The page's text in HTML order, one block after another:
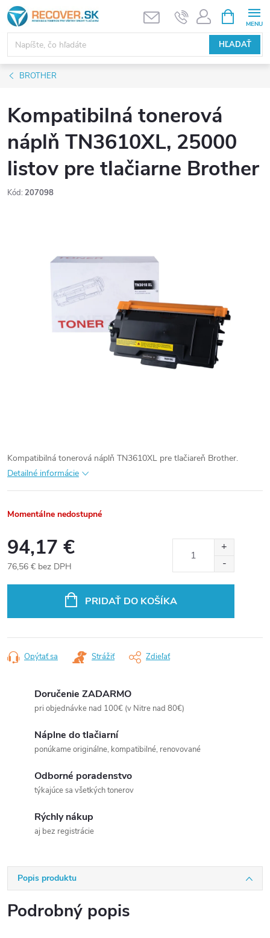
Prejsť
na
obsah
HĽADAŤ
KOŠÍK
BROTHER
Kompatibilná tonerová
náplň TN3610XL, 25000
listov pre tlačiarne Brother
Kód: 207098
Kompatibilná tonerová náplň TN3610XL pre tlačiareň Brother.
Detailné informácie
Momentálne nedostupné
94,17 €
76,56 € bez DPH
PRIDAŤ DO KOŠÍKA
Opýtať sa Strážiť Zdieľať
Doručenie ZADARMO
pri objednávke nad 100€ (v Nitre nad 80€)
Náplne do tlačiarní
ponúkame originálne, kompatibilné, renovované
Odborné poradenstvo
týkajúce sa všetkých tonerov
Rýchly nákup
aj bez registrácie
Popis produktu
Podrobný popis